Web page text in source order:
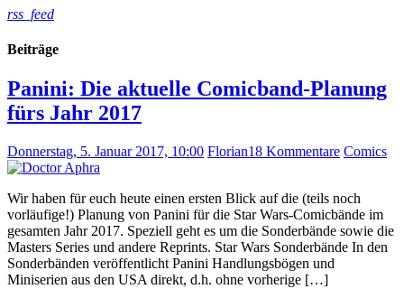
rss_feed
Beiträge
Panini: Die aktuelle Comicband-Planung
fürs Jahr 2017
Donnerstag, 5. Januar 2017, 10:00 Florian18 Kommentare Comics
Wir haben für euch heute einen ersten Blick auf die (teils noch
vorläufige!) Planung von Panini für die Star Wars-Comicbände im
gesamten Jahr 2017. Speziell geht es um die Sonderbände sowie die
Masters Series und andere Reprints. Star Wars Sonderbände In den
Sonderbänden veröffentlicht Panini Handlungsbögen und
Miniserien aus den USA direkt, d.h. ohne vorherige […]